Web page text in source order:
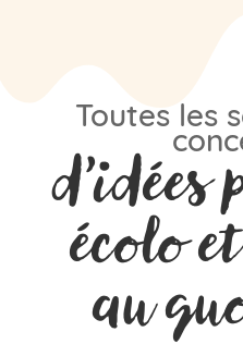
Toutes les
écolo
au